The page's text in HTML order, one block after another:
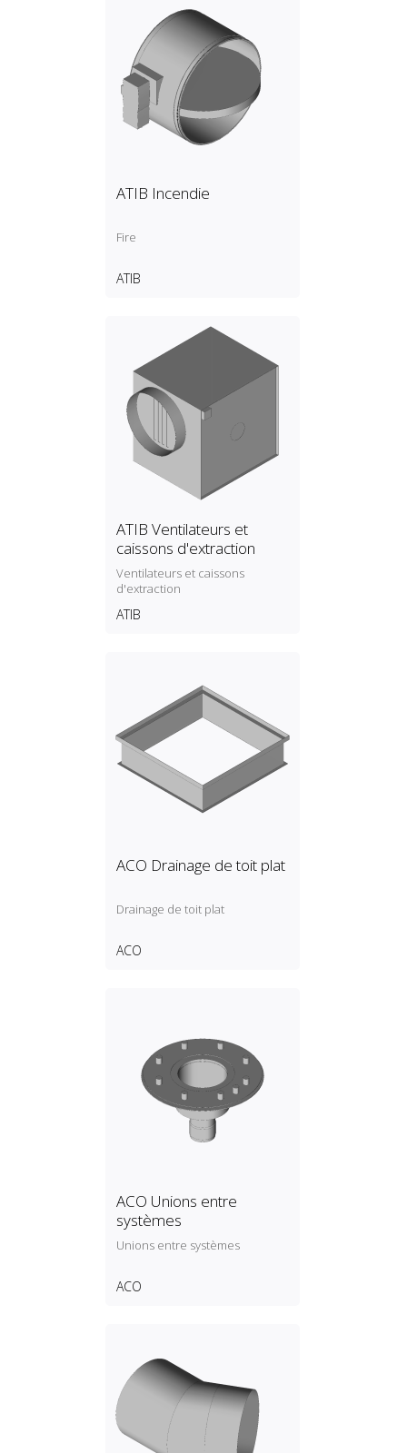
ATIB Incendie
Fire
ATIB
ATIB Ventilateurs et
caissons d'extraction
Ventilateurs et caissons
d'extraction
ATIB
ACO Drainage de toit plat
Drainage de toit plat
ACO
ACO Unions entre
systèmes
Unions entre systèmes
ACO